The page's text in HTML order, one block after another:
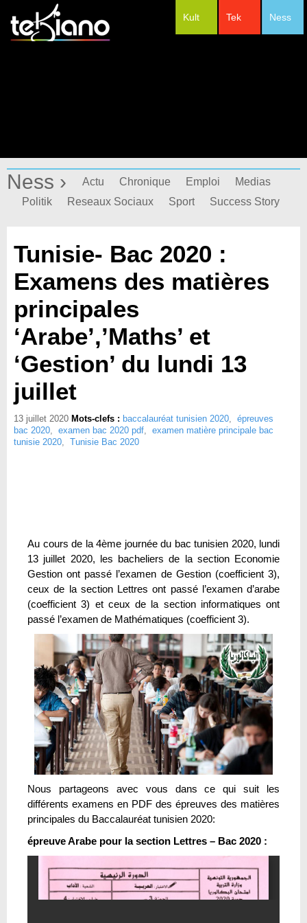
Ness
Tek
Kult
Ness › Actu Chronique Emploi
Medias
Politik
Reseaux Sociaux Sport Success Story
Tunisie- Bac 2020 :
Examens des matières
principales
‘Arabe’,’Maths’ et
‘Gestion’ du lundi 13
juillet
13 juillet 2020 Mots-clefs : baccalauréat tunisien 2020, épreuves
bac 2020, examen bac 2020 pdf, examen matière principale bac
tunisie 2020, Tunisie Bac 2020
Au cours de la 4ème journée du bac tunisien 2020, lundi
13 juillet 2020, les bacheliers de la section Economie
Gestion ont passé l’examen de Gestion (coefficient 3),
ceux de la section Lettres ont passé l’examen d’arabe
(coefficient 3) et ceux de la section informatiques ont
passé l’examen de Mathématiques (coefficient 3).
Nous partageons avec vous dans ce qui suit les
différents examens en PDF des épreuves des matières
principales du Baccalauréat tunisien 2020:
épreuve Arabe pour la section Lettres – Bac 2020 :